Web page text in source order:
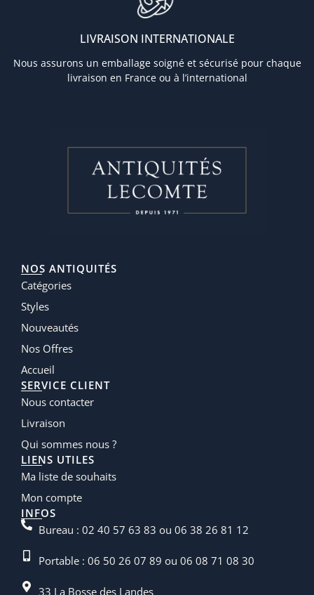
LIVRAISON INTERNATIONALE
Nous assurons un emballage soigné et sécurisé pour chaque
livraison en France ou à l’international
NOS ANTIQUITÉS
Catégories
Styles
Nouveautés
Nos Offres
Accueil
SERVICE CLIENT
Nous contacter
Livraison
Qui sommes nous ?
LIENS UTILES
Ma liste de souhaits
Mon compte
INFOS
Bureau : 02 40 57 63 83 ou 06 38 26 81 12
Portable : 06 50 26 07 89 ou 06 08 71 08 30
33 La Bosse des Landes